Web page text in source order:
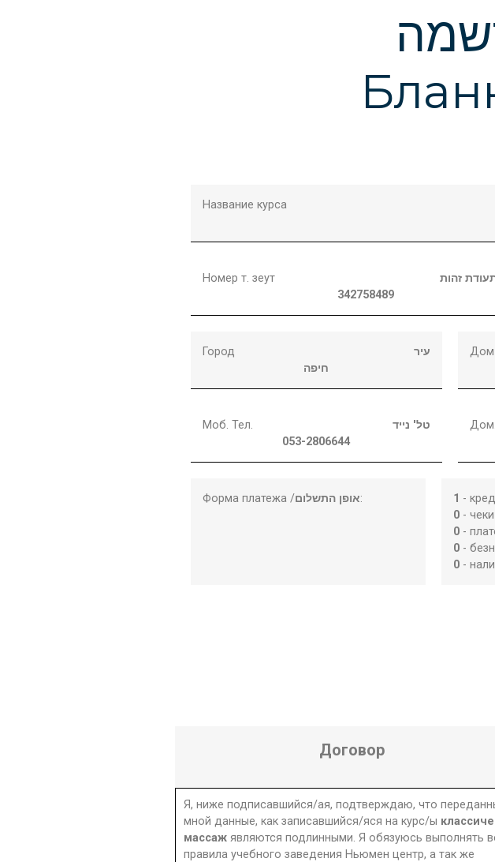
Название курса
Номер т. зеут
זהות
342758489
Город
עיר
חיפה
Дом
Моб. Тел.
טל' נייד
053-2806644
Форма платежа /אופן התשלום: 1 -
0-
0-
0-
0-
Договор
Я, ниже подписавшийся/ая, подтверждаю, что
мной данные, как записавшийся/яся на курс/ы
массаж являются подлинными. Я обязуюсь выполнять
правила учебного заведения Ньюмен центр, а так же